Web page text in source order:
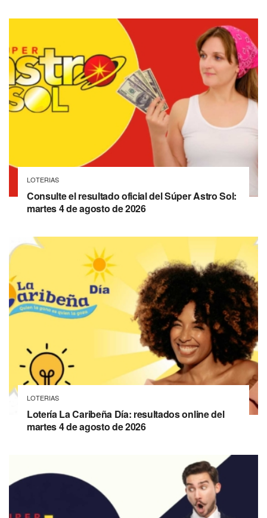
LOTERIAS
Consulte el resultado oficial del Súper Astro Sol:
martes 4 de agosto de 2026
LOTERIAS
Lotería La Caribeña Día: resultados online del
martes 4 de agosto de 2026